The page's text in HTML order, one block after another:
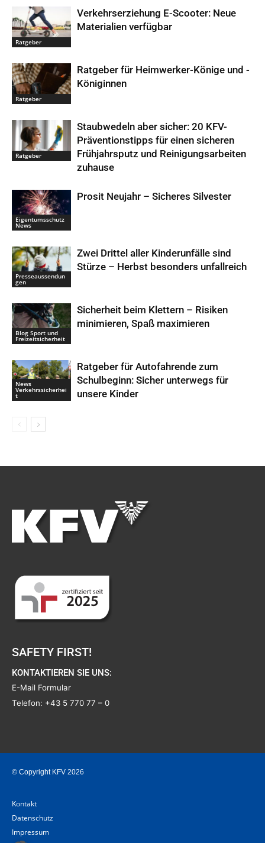
Ratgeber
Verkehrserziehung E-Scooter: Neue
Materialien verfügbar
Ratgeber
Ratgeber für Heimwerker-Könige und -
Königinnen
Ratgeber
Staubwedeln aber sicher: 20 KFV-
Präventionstipps für einen sicheren
Frühjahrsputz und Reinigungsarbeiten
zuhause
Eigentumsschutz
News
Prosit Neujahr – Sicheres Silvester
Presseaussendun
gen
Zwei Drittel aller Kinderunfälle sind
Stürze – Herbst besonders unfallreich
Blog Sport und
Freizeitsicherheit
Sicherheit beim Klettern – Risiken
minimieren, Spaß maximieren
News
Verkehrssicherhei
t
Ratgeber für Autofahrende zum
Schulbeginn: Sicher unterwegs für
unsere Kinder
SAFETY FIRST!
KONTAKTIEREN SIE UNS:
E-Mail Formular
Telefon: +43 5 770 77 – 0
© Copyright KFV 2026
Kontakt
Datenschutz
Impressum